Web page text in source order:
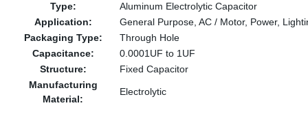
Type:
Aluminum Electrolytic Capacitor
Application:
General Purpose, AC / Motor, Power,
Packaging Type:
Through Hole
Capacitance:
0.0001UF to 1UF
Structure:
Fixed Capacitor
Manufacturing
Material:
Electrolytic